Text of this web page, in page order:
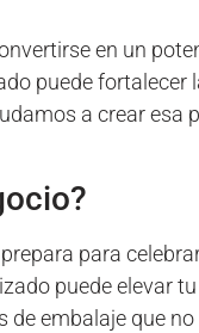
en un
puede
a crear esa
para
puede elevar
embalaje que